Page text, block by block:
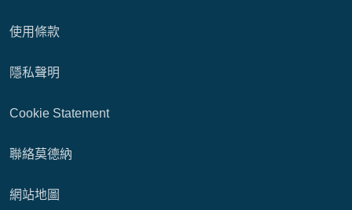
使用條款
隱私聲明
Cookie Statement
聯絡莫德納
網站地圖